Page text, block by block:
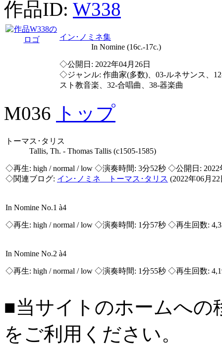
作品ID: W338
イン･ノミネ集
In Nomine (16c.-17c.)
◇公開日: 2022年04月26日
◇ジャンル: 作曲家(多数)、03-ルネサンス、
スト教音楽、32-合唱曲、38-器楽曲
M036 トップ
トーマス･タリス
Tallis, Th. - Thomas Tallis (c1505-1585)
◇再生: high / normal / low ◇演奏時間: 3分52秒 ◇公開日: 2022
◇関連ブログ: イン･ノミネ トーマス･タリス (2022年06月
In Nomine No.1 à4
◇再生: high / normal / low ◇演奏時間: 1分57秒 ◇再生回数:
In Nomine No.2 à4
◇再生: high / normal / low ◇演奏時間: 1分55秒 ◇再生回数:
■当サイトのホームへの
をご利用ください。